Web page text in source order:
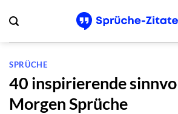
Inhalt
springen
SPRÜCHE
40 inspirierende
Morgen Sprüche